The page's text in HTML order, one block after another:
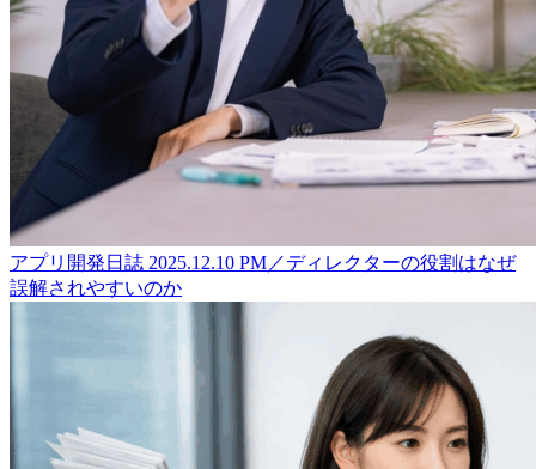
アプリ開発日誌 2025.12.10 PM／ディレクターの役割はなぜ
誤解されやすいのか